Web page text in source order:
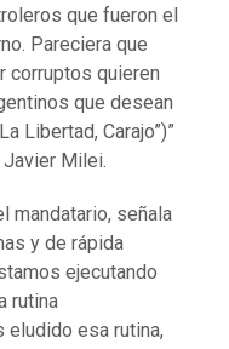
que fueron el
Pareciera que
corruptos quieren
que desean
Libertad, Carajo”)”
Milei.
mandatario, señala
y de rápida
ejecutando
rutina
eludido esa rutina,